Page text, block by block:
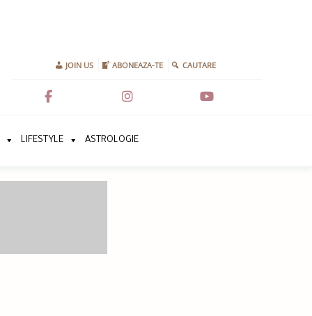
JOIN US ABONEAZA-TE CAUTARE
LIFESTYLE ASTROLOGIE